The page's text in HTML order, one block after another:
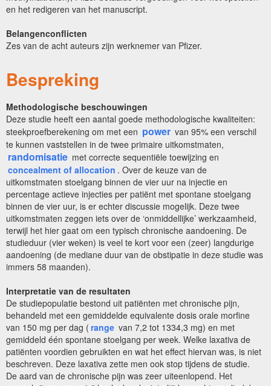
en het redigeren van het manuscript.
Belangenconflicten
Zes van de acht auteurs zijn werknemer van Pfizer.
Bespreking
Methodologische beschouwingen
Deze studie heeft een aantal goede methodologische kwaliteiten:
steekproefberekening om met een power van 95% een verschil
te kunnen vaststellen in de twee primaire uitkomstmaten,
randomisatie met correcte sequentiële toewijzing en
concealment of allocation . Over de keuze van de
uitkomstmaten stoelgang binnen de vier uur na injectie en
percentage actieve injecties per patiënt met spontane stoelgang
binnen de vier uur, is er echter discussie mogelijk. Deze twee
uitkomstmaten zeggen iets over de ‘onmiddellijke’ werkzaamheid,
terwijl het hier gaat om een typisch chronische aandoening. De
studieduur (vier weken) is veel te kort voor een (zeer) langdurige
aandoening (de mediane duur van de obstipatie in deze studie was
immers 58 maanden).
Interpretatie van de resultaten
De studiepopulatie bestond uit patiënten met chronische pijn,
behandeld met een gemiddelde equivalente dosis orale morfine
van 150 mg per dag ( range van 7,2 tot 1334,3 mg) en met
gemiddeld één spontane stoelgang per week. Welke laxativa de
patiënten voordien gebruikten en wat het effect hiervan was, is niet
beschreven. Deze laxativa zette men ook stop tijdens de studie.
De aard van de chronische pijn was zeer uiteenlopend. Het